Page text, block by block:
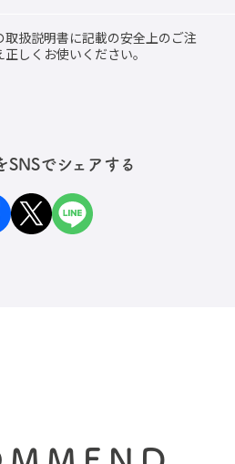
取扱説明書に記載の安全上のご注
しくお使いください。
SNSでシェアする